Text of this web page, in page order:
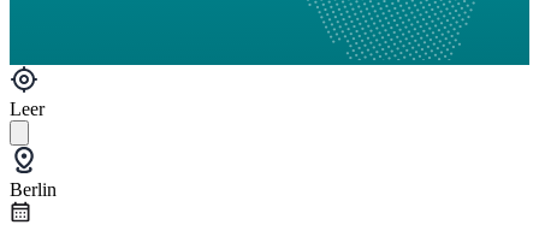
Leer
Berlin